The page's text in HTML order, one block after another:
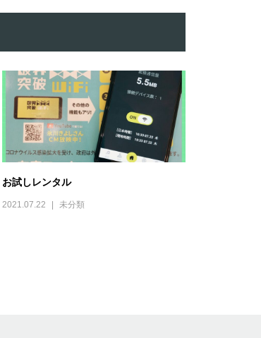
お試しレンタル
2021.07.22 未分類